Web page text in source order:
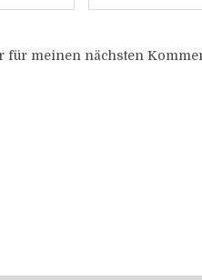
für meinen nächsten